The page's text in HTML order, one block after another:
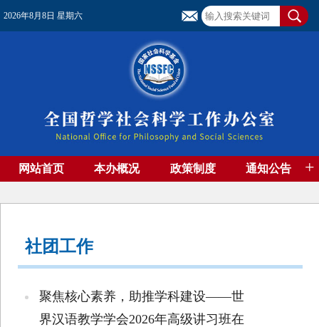
2026年8月8日 星期六
网站首页 本办概况 政策制度 通知公告 +
社团工作
聚焦核心素养，助推学科建设——世
界汉语教学学会2026年高级讲习班在